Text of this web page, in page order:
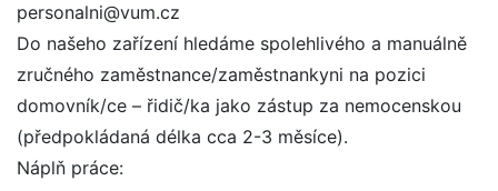
personalni@vum.cz
Do našeho zařízení hledáme spolehlivého a manuálně
zručného zaměstnance/zaměstnankyni na pozici
domovník/ce – řidič/ka jako zástup za nemocenskou
(předpokládaná délka cca 2-3 měsíce).
Náplň práce: